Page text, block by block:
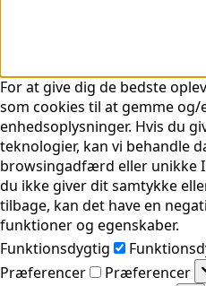
For at give dig de bedste
som cookies til at gemme
enhedsoplysninger. Hvis du
teknologier, kan vi behandle
browsingadfærd eller unikke
du ikke giver dit samtykke
tilbage, kan det have en
funktioner og egenskaber.
Funktionsdygtig
Præferencer
Præferencer